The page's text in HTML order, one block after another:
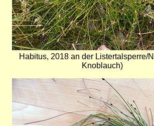
Habitus, 2018 an der Listertalsperre/
Knoblauch)
Bild